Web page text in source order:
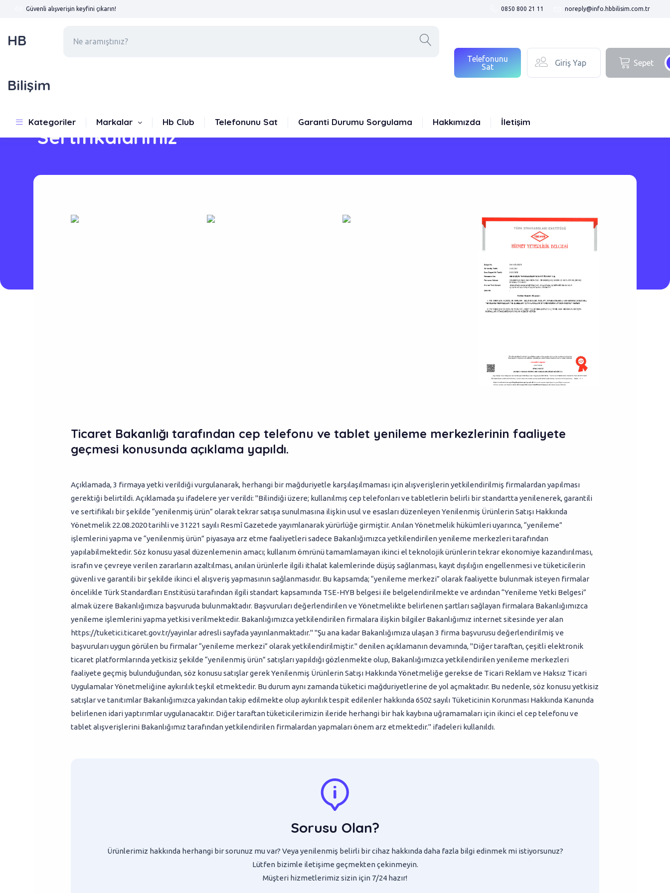
Güvenli alışverişin keyfini çıkarın! 0850 800 21 11 noreply@info.hbbilisim.com.tr
HB
Bilişim
Telefonunu
Sat
Giriş Yap Sepet
Kategoriler Markalar Hb Club Telefonunu Sat Garanti Durumu Sorgulama Hakkımızda İletişim
Sertifikalarımız
Ticaret Bakanlığı tarafından cep telefonu ve tablet yenileme merkezlerinin faaliyete
geçmesi konusunda açıklama yapıldı.
Açıklamada, 3 firmaya yetki verildiği vurgulanarak, herhangi bir mağduriyetle karşılaşılmaması için alışverişlerin yetkilendirilmiş firmalardan yapılması
gerektiği belirtildi. Açıklamada şu ifadelere yer verildi: "Bilindiği üzere; kullanılmış cep telefonları ve tabletlerin belirli bir standartta yenilenerek, garantili
ve sertifikalı bir şekilde “yenilenmiş ürün” olarak tekrar satışa sunulmasına ilişkin usul ve esasları düzenleyen Yenilenmiş Ürünlerin Satışı Hakkında
Yönetmelik 22.08.2020 tarihli ve 31221 sayılı Resmî Gazetede yayımlanarak yürürlüğe girmiştir. Anılan Yönetmelik hükümleri uyarınca, “yenileme”
işlemlerini yapma ve “yenilenmiş ürün” piyasaya arz etme faaliyetleri sadece Bakanlığımızca yetkilendirilen yenileme merkezleri tarafından
yapılabilmektedir. Söz konusu yasal düzenlemenin amacı; kullanım ömrünü tamamlamayan ikinci el teknolojik ürünlerin tekrar ekonomiye kazandırılması,
israfın ve çevreye verilen zararların azaltılması, anılan ürünlerle ilgili ithalat kalemlerinde düşüş sağlanması, kayıt dışılığın engellenmesi ve tüketicilerin
güvenli ve garantili bir şekilde ikinci el alışveriş yapmasının sağlanmasıdır. Bu kapsamda; “yenileme merkezi” olarak faaliyette bulunmak isteyen firmalar
öncelikle Türk Standardları Enstitüsü tarafından ilgili standart kapsamında TSE-HYB belgesi ile belgelendirilmekte ve ardından “Yenileme Yetki Belgesi”
almak üzere Bakanlığımıza başvuruda bulunmaktadır. Başvuruları değerlendirilen ve Yönetmelikte belirlenen şartları sağlayan firmalara Bakanlığımızca
yenileme işlemlerini yapma yetkisi verilmektedir. Bakanlığımızca yetkilendirilen firmalara ilişkin bilgiler Bakanlığımız internet sitesinde yer alan
https://tuketici.ticaret.gov.tr/yayinlar adresli sayfada yayınlanmaktadır." "Şu ana kadar Bakanlığımıza ulaşan 3 firma başvurusu değerlendirilmiş ve
başvuruları uygun görülen bu firmalar “yenileme merkezi” olarak yetkilendirilmiştir." denilen açıklamanın devamında, "Diğer taraftan, çeşitli elektronik
ticaret platformlarında yetkisiz şekilde “yenilenmiş ürün” satışları yapıldığı gözlenmekte olup, Bakanlığımızca yetkilendirilen yenileme merkezleri
faaliyete geçmiş bulunduğundan, söz konusu satışlar gerek Yenilenmiş Ürünlerin Satışı Hakkında Yönetmeliğe gerekse de Ticari Reklam ve Haksız Ticari
Uygulamalar Yönetmeliğine aykırılık teşkil etmektedir. Bu durum aynı zamanda tüketici mağduriyetlerine de yol açmaktadır. Bu nedenle, söz konusu yetkisiz
satışlar ve tanıtımlar Bakanlığımızca yakından takip edilmekte olup aykırılık tespit edilenler hakkında 6502 sayılı Tüketicinin Korunması Hakkında Kanunda
belirlenen idari yaptırımlar uygulanacaktır. Diğer taraftan tüketicilerimizin ileride herhangi bir hak kaybına uğramamaları için ikinci el cep telefonu ve
tablet alışverişlerini Bakanlığımız tarafından yetkilendirilen firmalardan yapmaları önem arz etmektedir." ifadeleri kullanıldı.
Sorusu Olan?
Ürünlerimiz hakkında herhangi bir sorunuz mu var? Veya yenilenmiş belirli bir cihaz hakkında daha fazla bilgi edinmek mi istiyorsunuz?
Lütfen bizimle iletişime geçmekten çekinmeyin.
Müşteri hizmetlerimiz sizin için 7/24 hazır!